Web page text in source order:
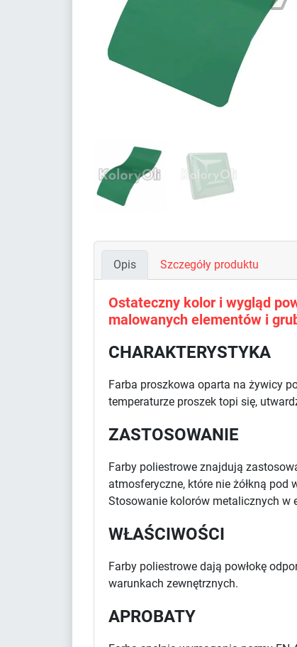
Opis Szczegóły produktu
Ostateczny kolor i wygląd
malowanych elementów i
CHARAKTERYSTYKA
Farba proszkowa oparta na żywicy
temperaturze proszek topi się,
ZASTOSOWANIE
Farby poliestrowe znajdują
atmosferyczne, które nie żółkną pod
Stosowanie kolorów metalicznych w
WŁAŚCIWOŚCI
Farby poliestrowe dają powłokę
warunkach zewnętrznych.
APROBATY